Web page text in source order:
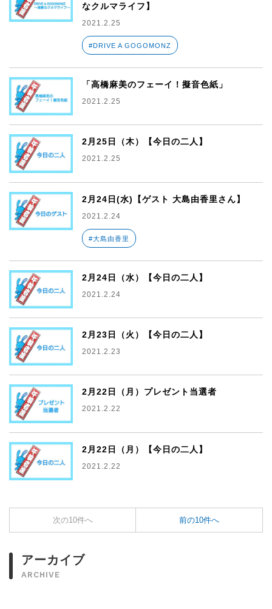
なクルマライフ】
2021.2.25
#DRIVE A GOGOMONZ
「高橋麻美のフェーイ！擬音色紙」
2021.2.25
2月25日（木）【今日の二人】
2021.2.25
2月24日(水)【ゲスト 大島由香里さん】
2021.2.24
#大島由香里
2月24日（水）【今日の二人】
2021.2.24
2月23日（火）【今日の二人】
2021.2.23
2月22日（月）プレゼント当選者
2021.2.22
2月22日（月）【今日の二人】
2021.2.22
次の10件へ 前の10件へ
アーカイブ
ARCHIVE